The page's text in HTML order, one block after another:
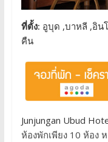
ที่ตั้ง: อูบุด ,บาหลี ,อิน
คืน
Junjungan Ubud
ห้องพักเพียง 10 ห้อง